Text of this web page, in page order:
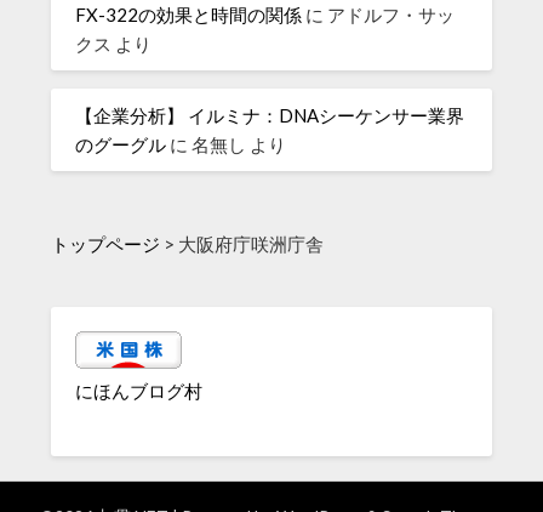
FX-322の効果と時間の関係 に アドルフ・サッ
クス より
【企業分析】 イルミナ：DNAシーケンサー業界
のグーグル に名無し より
トップページ > 大阪府庁咲洲庁舎
にほんブログ村